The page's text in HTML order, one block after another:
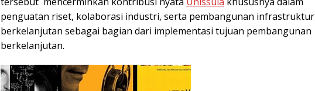
penguatan riset, kolaborasi industri, serta pembangunan infrastruktur
berkelanjutan sebagai bagian dari implementasi tujuan pembangunan
berkelanjutan.